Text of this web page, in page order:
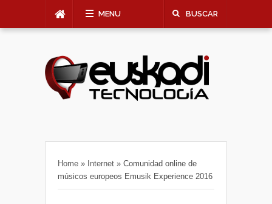
MENU BUSCAR
Home » Internet » Comunidad online de
músicos europeos Emusik Experience 2016